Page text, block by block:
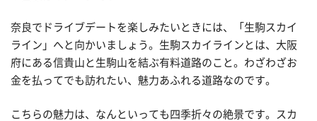
奈良でドライブデートを楽しみたいときには、「生駒スカイ
ライン」へと向かいましょう。生駒スカイラインとは、大阪
府にある信貴山と生駒山を結ぶ有料道路のこと。わざわざお
金を払ってでも訪れたい、魅力あふれる道路なのです。
こちらの魅力は、なんといっても四季折々の絶景です。スカ